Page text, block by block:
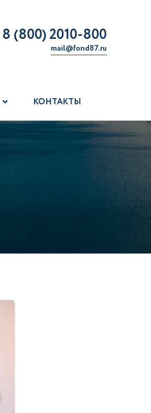
8 (800) 2010-800
mail@fond87.ru
КОНТАКТЫ